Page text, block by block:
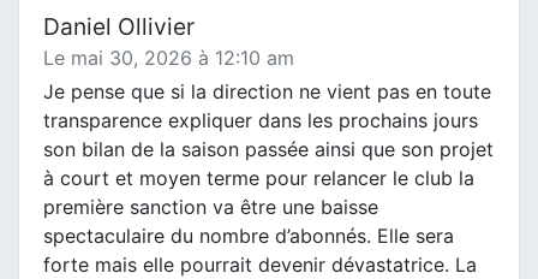
Daniel Ollivier
Le mai 30, 2026 à 12:10 am
Je pense que si la direction ne vient pas en toute
transparence expliquer dans les prochains jours
son bilan de la saison passée ainsi que son projet
à court et moyen terme pour relancer le club la
première sanction va être une baisse
spectaculaire du nombre d’abonnés. Elle sera
forte mais elle pourrait devenir dévastatrice. La